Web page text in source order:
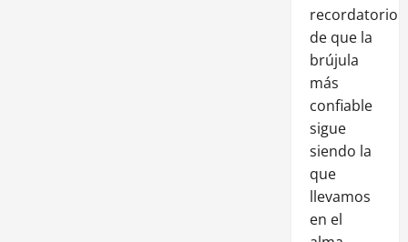
recordatorio
de que la
brújula
más
confiable
sigue
siendo la
que
llevamos
en el